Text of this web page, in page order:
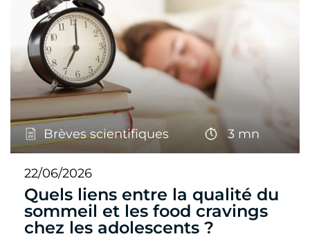
Brèves scientifiques 3 mn
22/06/2026
Quels liens entre la qualité du
sommeil et les food cravings
chez les adolescents ?